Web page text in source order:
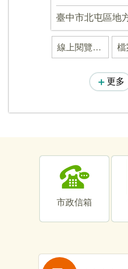
線上閱覽 臺中市北屯區地方特色導覽
更多
市政信箱